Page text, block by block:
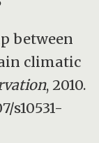
between
climatic
, 2010.
s10531-